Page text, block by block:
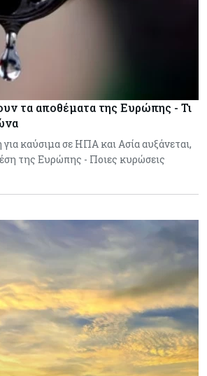
τα αποθέματα της Ευρώπης - Τι
καύσιμα σε ΗΠΑ και Ασία αυξάνεται,
της Ευρώπης - Ποιες κυρώσεις